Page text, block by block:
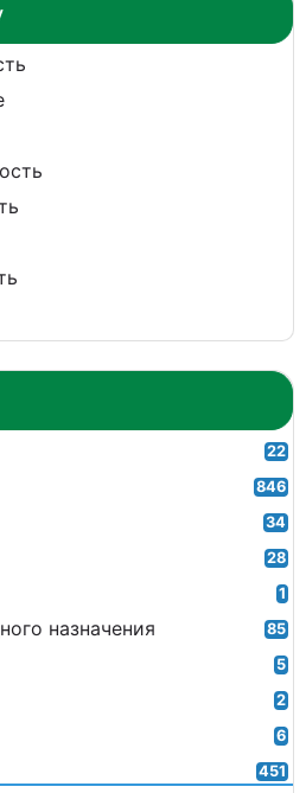
22
846
34
28
1
назначения 85
5
2
6
451